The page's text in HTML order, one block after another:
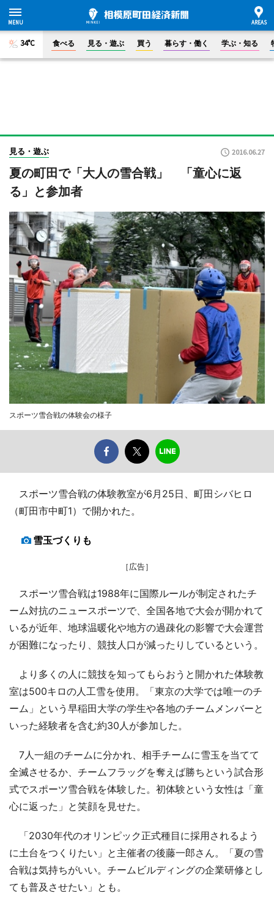
34°C 食べる 見る・遊ぶ 買う 暮らす・働く 学ぶ・知る
見る・遊ぶ 2016.06.27
夏の町田で「大人の雪合戦」 「童心に返
る」と参加者
スポーツ雪合戦の体験会の様子
スポーツ雪合戦の体験教室が6月25日、町田シバヒロ
（町田市中町1）で開かれた。
雪玉づくりも
［広告］
スポーツ雪合戦は1988年に国際ルールが制定されたチ
ーム対抗のニュースポーツで、全国各地で大会が開かれて
いるが近年、地球温暖化や地方の過疎化の影響で大会運営
が困難になったり、競技人口が減ったりしているという。
より多くの人に競技を知ってもらおうと開かれた体験教
室は500キロの人工雪を使用。「東京の大学では唯一のチ
ーム」という早稲田大学の学生や各地のチームメンバーと
いった経験者を含む約30人が参加した。
7人一組のチームに分かれ、相手チームに雪玉を当てて
全滅させるか、チームフラッグを奪えば勝ちという試合形
式でスポーツ雪合戦を体験した。初体験という女性は「童
心に返った」と笑顔を見せた。
「2030年代のオリンピック正式種目に採用されるよう
に土台をつくりたい」と主催者の後藤一郎さん。「夏の雪
合戦は気持ちがいい。チームビルディングの企業研修とし
ても普及させたい」とも。